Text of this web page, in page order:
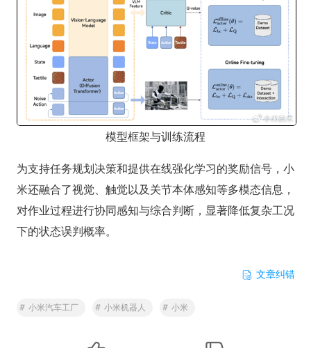
模型框架与训练流程
为支持任务规划决策和提供在线强化学习的奖励信号，小
米还融合了视觉、触觉以及关节本体感知等多模态信息，
对作业过程进行协同感知与综合判断，显著降低复杂工况
下的状态误判概率。
文章纠错
# 小米汽车工厂 # 小米机器人 # 小米